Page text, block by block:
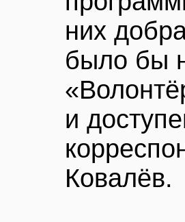
них
было бы
и
Ковалёв.